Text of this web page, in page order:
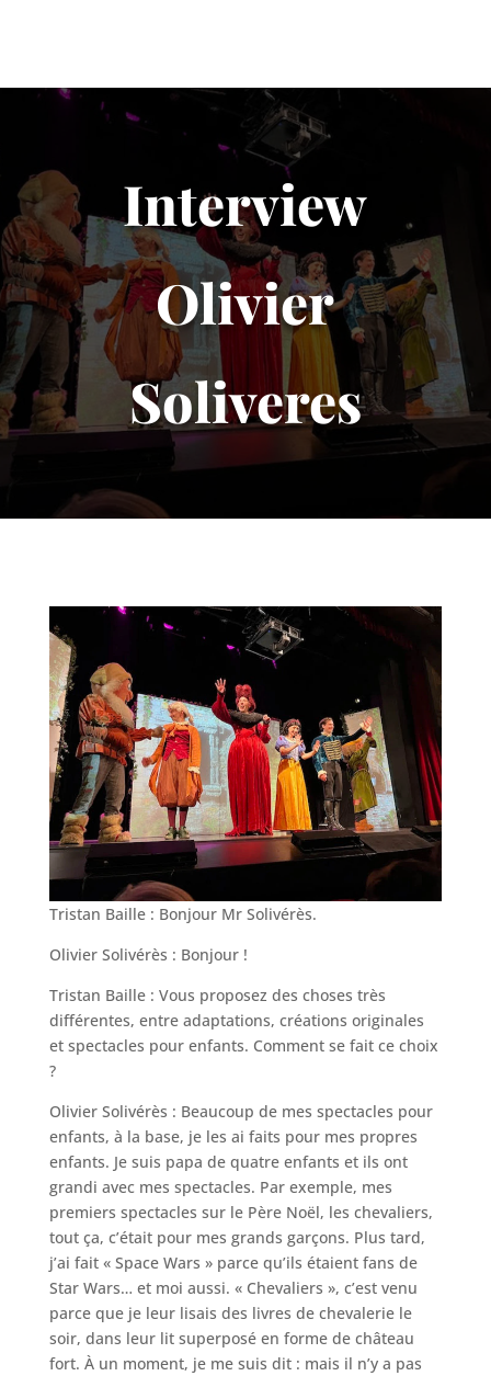
Interview
Olivier
Soliveres
Tristan Baille : Bonjour Mr Solivérès.
Olivier Solivérès : Bonjour !
Tristan Baille : Vous proposez des choses très
différentes, entre adaptations, créations originales
et spectacles pour enfants. Comment se fait ce choix
?
Olivier Solivérès : Beaucoup de mes spectacles pour
enfants, à la base, je les ai faits pour mes propres
enfants. Je suis papa de quatre enfants et ils ont
grandi avec mes spectacles. Par exemple, mes
premiers spectacles sur le Père Noël, les chevaliers,
tout ça, c’était pour mes grands garçons. Plus tard,
j’ai fait « Space Wars » parce qu’ils étaient fans de
Star Wars… et moi aussi. « Chevaliers », c’est venu
parce que je leur lisais des livres de chevalerie le
soir, dans leur lit superposé en forme de château
fort. À un moment, je me suis dit : mais il n’y a pas